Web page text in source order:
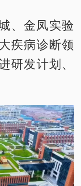
、金凤实验
疾病诊断领
研发计划、